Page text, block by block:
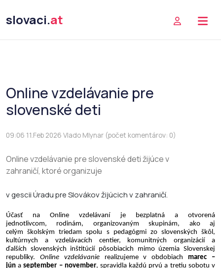
slovaci.at
Online vzdelávanie pre
slovenské deti
09:06 11.Feb 2026 Vlado Mlynar (počet komentárov: 0)
Online vzdelávanie pre slovenské deti žijúce v
zahraničí, ktoré organizuje
v gescii Úradu pre Slovákov žijúcich v zahraničí.
Účasť na Online vzdelávaní je bezplatná a otvorená
jednotlivcom, rodinám, organizovaným skupinám, ako aj
celým školským triedam spolu s pedagógmi zo slovenských škôl,
kultúrnych a vzdelávacích centier, komunitných organizácií a
ďalších slovenských inštitúcií pôsobiacich mimo územia Slovenskej
republiky.
Online vzdelávanie realizujeme v obdobiach
marec –
jún a september – november, spravidla každú prvú a tretiu sobotu v